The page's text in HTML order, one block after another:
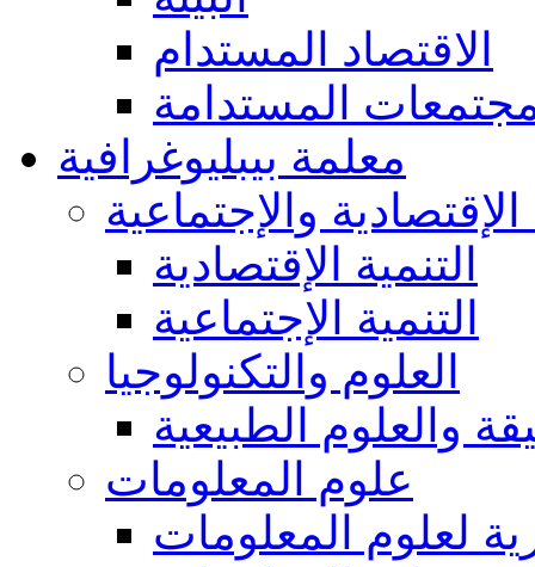
الاقتصاد المستدام
المستدامة
معلمة بيبليوغرافية
الإقتصادية والإجتماعية
التنمية الإقتصادية
التنمية الإجتماعية
العلوم والتكنولوجيا
والعلوم الطبيعية
علوم المعلومات
لعلوم المعلومات